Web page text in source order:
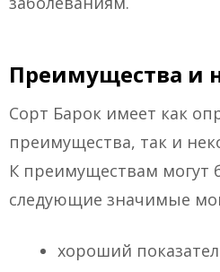
Преимущества и
Сорт Барок имеет как
преимущества, так и
К преимуществам могут
следующие значимые
хороший